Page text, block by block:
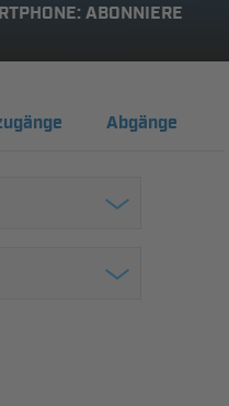
ABONNIERE
Abgänge